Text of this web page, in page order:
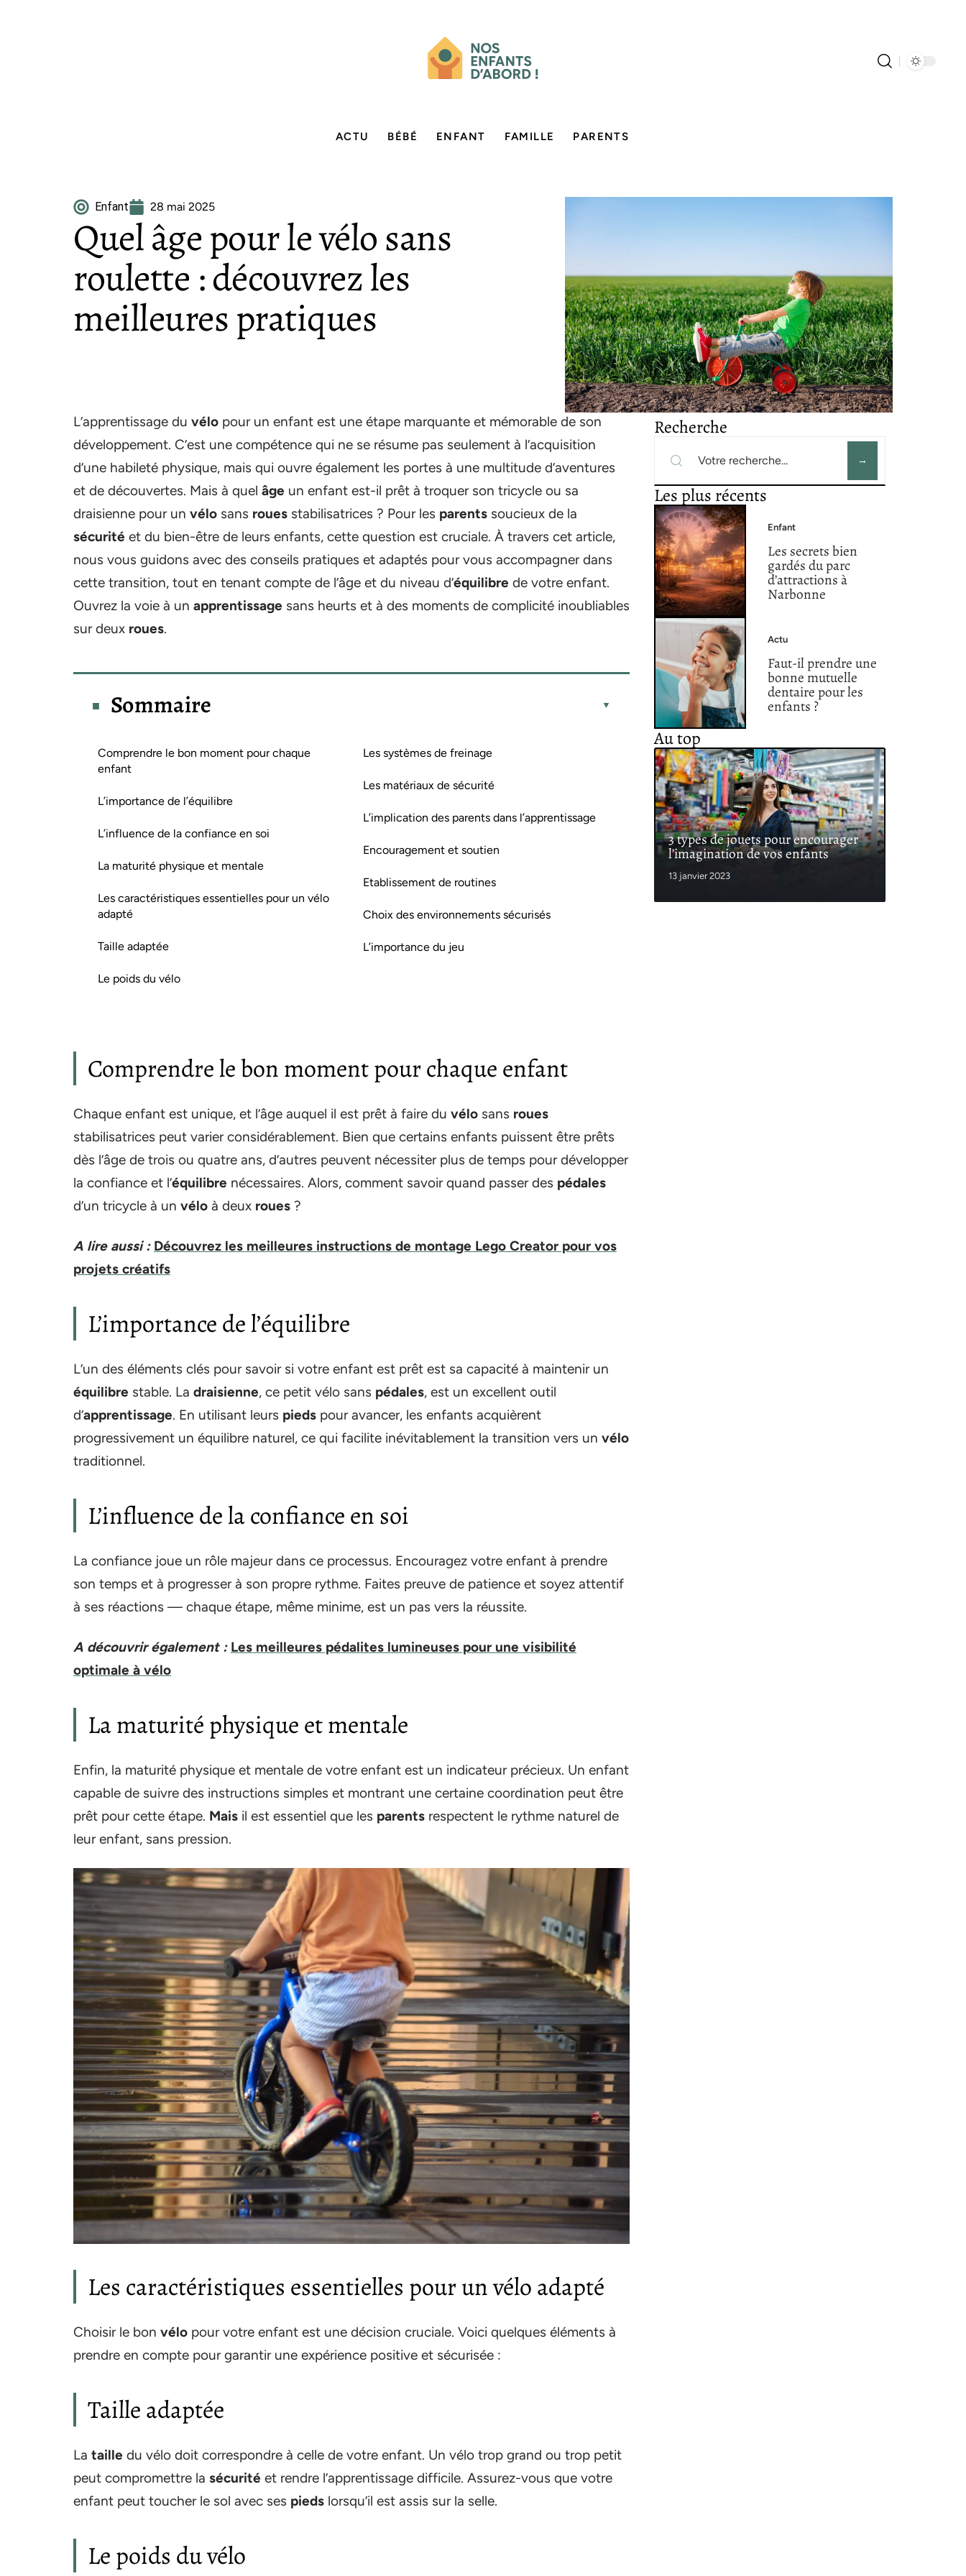
ACTU BÉBÉ ENFANT FAMILLE PARENTS
Enfant 28 mai 2025
Quel âge pour le vélo sans
roulette : découvrez les
meilleures pratiques
L’apprentissage du vélo pour un enfant est une étape marquante et mémorable de son
développement. C’est une compétence qui ne se résume pas seulement à l’acquisition
d’une habileté physique, mais qui ouvre également les portes à une multitude d’aventures
et de découvertes. Mais à quel âge un enfant est-il prêt à troquer son tricycle ou sa
draisienne pour un vélo sans roues stabilisatrices ? Pour les parents soucieux de la
sécurité et du bien-être de leurs enfants, cette question est cruciale. À travers cet article,
nous vous guidons avec des conseils pratiques et adaptés pour vous accompagner dans
cette transition, tout en tenant compte de l’âge et du niveau d’équilibre de votre enfant.
Ouvrez la voie à un apprentissage sans heurts et à des moments de complicité inoubliables
sur deux roues.
Sommaire
Comprendre le bon moment pour chaque
enfant
L’importance de l’équilibre
L’influence de la confiance en soi
La maturité physique et mentale
Les caractéristiques essentielles pour un vélo
adapté
Taille adaptée
Le poids du vélo
Les systèmes de freinage
Les matériaux de sécurité
L’implication des parents dans l’apprentissage
Encouragement et soutien
Etablissement de routines
Choix des environnements sécurisés
L’importance du jeu
Comprendre le bon moment pour chaque enfant
Chaque enfant est unique, et l’âge auquel il est prêt à faire du vélo sans roues
stabilisatrices peut varier considérablement. Bien que certains enfants puissent être prêts
dès l’âge de trois ou quatre ans, d’autres peuvent nécessiter plus de temps pour développer
la confiance et l’équilibre nécessaires. Alors, comment savoir quand passer des pédales
d’un tricycle à un vélo à deux roues ?
A lire aussi : Découvrez les meilleures instructions de montage Lego Creator pour vos
projets créatifs
L’importance de l’équilibre
L’un des éléments clés pour savoir si votre enfant est prêt est sa capacité à maintenir un
équilibre stable. La draisienne, ce petit vélo sans pédales, est un excellent outil
d’apprentissage. En utilisant leurs pieds pour avancer, les enfants acquièrent
progressivement un équilibre naturel, ce qui facilite inévitablement la transition vers un vélo
traditionnel.
L’influence de la confiance en soi
La confiance joue un rôle majeur dans ce processus. Encouragez votre enfant à prendre
son temps et à progresser à son propre rythme. Faites preuve de patience et soyez attentif
à ses réactions — chaque étape, même minime, est un pas vers la réussite.
A découvrir également : Les meilleures pédalites lumineuses pour une visibilité
optimale à vélo
La maturité physique et mentale
Enfin, la maturité physique et mentale de votre enfant est un indicateur précieux. Un enfant
capable de suivre des instructions simples et montrant une certaine coordination peut être
prêt pour cette étape. Mais il est essentiel que les parents respectent le rythme naturel de
leur enfant, sans pression.
Les caractéristiques essentielles pour un vélo adapté
Choisir le bon vélo pour votre enfant est une décision cruciale. Voici quelques éléments à
prendre en compte pour garantir une expérience positive et sécurisée :
Taille adaptée
La taille du vélo doit correspondre à celle de votre enfant. Un vélo trop grand ou trop petit
peut compromettre la sécurité et rendre l’apprentissage difficile. Assurez-vous que votre
enfant peut toucher le sol avec ses pieds lorsqu’il est assis sur la selle.
Le poids du vélo
Recherche
Les plus récents
Enfant
Les secrets bien
gardés du parc
d’attractions à
Narbonne
Actu
Faut-il prendre une
bonne mutuelle
dentaire pour les
enfants ?
Au top
3 types de jouets pour encourager
l’imagination de vos enfants
13 janvier 2023